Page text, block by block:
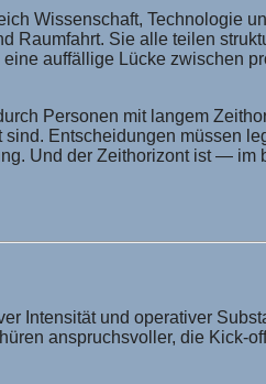
Wissenschaft, Technologie
Raumfahrt. Sie alle teilen
auffällige Lücke zwischen
Personen mit langem
Entscheidungen müssen
Und der Zeithorizont ist —
Intensität und operativer
anspruchsvoller, die Kick-